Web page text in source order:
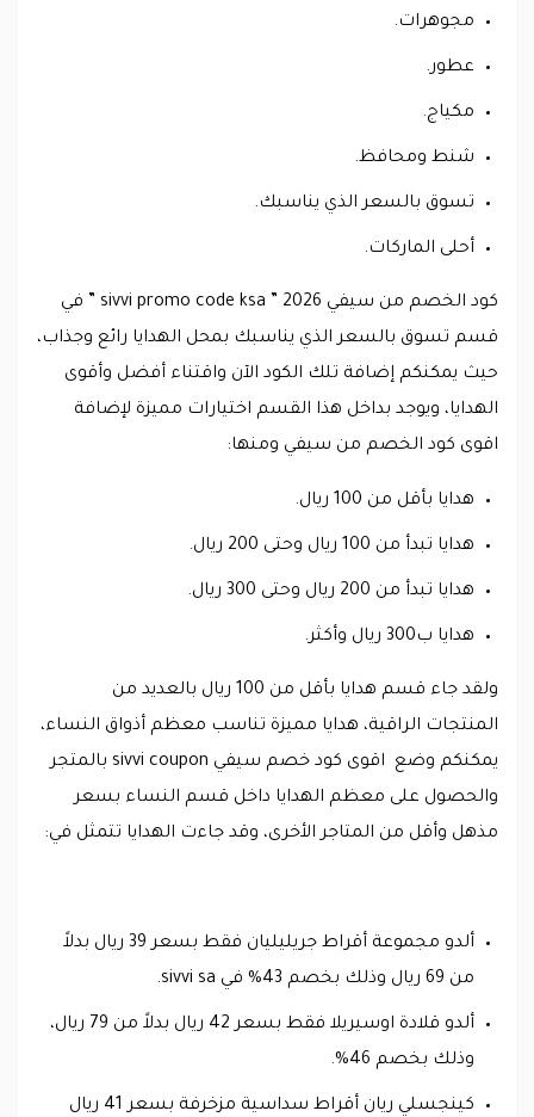
مجوهرات.
عطور.
مكياج.
شنط ومحافظ.
تسوق بالسعر الذي يناسبك.
أحلى الماركات.
كود الخصم من سيفي 2026 ” sivvi promo code ksa ” في
قسم تسوق بالسعر الذي يناسبك بمحل الهدايا رائع وجذاب،
حيث يمكنكم إضافة تلك الكود الآن واقتناء أفضل وأقوى
الهدايا، ويوجد بداخل هذا القسم اختيارات مميزة لإضافة
اقوى كود الخصم من سيفي ومنها:
هدايا بأقل من 100 ريال.
هدايا تبدأ من 100 ريال وحتى 200 ريال.
هدايا تبدأ من 200 ريال وحتى 300 ريال.
هدايا ب300 ريال وأكثر.
ولقد جاء قسم هدايا بأقل من 100 ريال بالعديد من
المنتجات الراقية، هدايا مميزة تناسب معظم أذواق النساء،
يمكنكم وضع اقوى كود خصم سيفي sivvi coupon بالمتجر
والحصول على معظم الهدايا داخل قسم النساء بسعر
مذهل وأقل من المتاجر الأخرى، وقد جاءت الهدايا تتمثل في:
ألدو مجموعة أقراط جريليليان فقط بسعر 39 ريال بدلاً
من 69 ريال وذلك بخصم 43% في sivvi sa.
ألدو قلادة اوسيريلا فقط بسعر 42 ريال بدلاً من 79 ريال،
وذلك بخصم 46%.
كينجسلي ريان أقراط سداسية مزخرفة بسعر 41 ريال